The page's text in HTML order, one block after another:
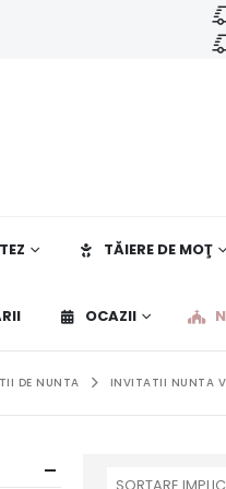
TĂIERE DE MOŢ
OCAZII
DE NUNTA INVITATII NUNTA